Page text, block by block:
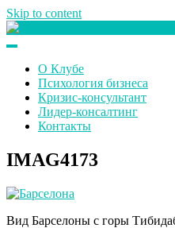
Skip to content
О Клубе
Психология бизнеса
Кризис-консультант
Лидер-консалтинг
Контакты
IMAG4173
Вид Барселоны с горы